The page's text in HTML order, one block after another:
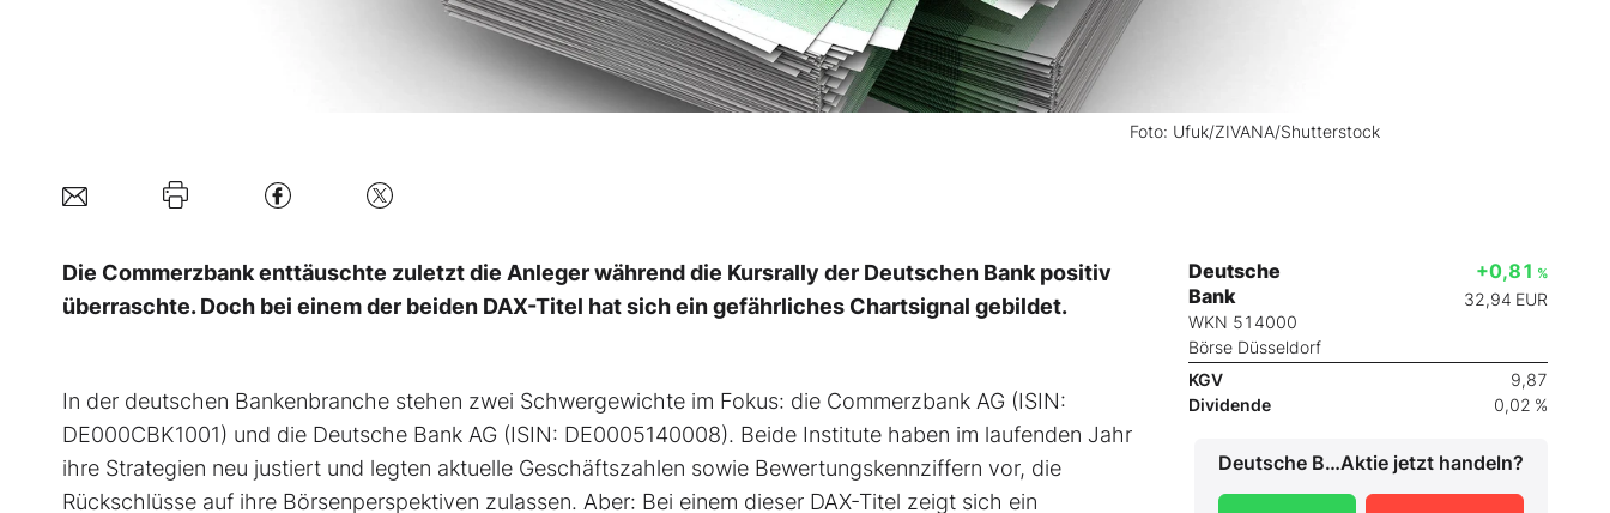
Foto: Ufuk/ZIVANA/Shutterstock
Die Commerzbank enttäuschte zuletzt die Anleger während die Kursrally der Deutschen Bank positiv
überraschte. Doch bei einem der beiden DAX-Titel hat sich ein gefährliches Chartsignal gebildet.
In der deutschen Bankenbranche stehen zwei Schwergewichte im Fokus: die Commerzbank AG (ISIN:
DE000CBK1001) und die Deutsche Bank AG (ISIN: DE0005140008). Beide Institute haben im laufenden Jahr
ihre Strategien neu justiert und legten aktuelle Geschäftszahlen sowie Bewertungskennziffern vor, die
Rückschlüsse auf ihre Börsenperspektiven zulassen. Aber: Bei einem dieser DAX-Titel zeigt sich ein
Deutsche
Bank
WKN 514000
Börse Düsseldorf
+0,81 %
32,94 EUR
KGV
9,87
Dividende
0,02 %
Deutsche BankAktie jetzt handeln?